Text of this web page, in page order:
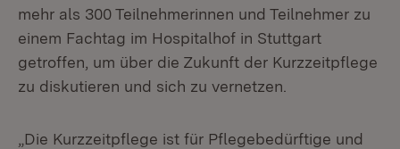
mehr als 300 Teilnehmerinnen und Teilnehmer zu
einem Fachtag im Hospitalhof in Stuttgart
getroffen, um über die Zukunft der Kurzzeitpflege
zu diskutieren und sich zu vernetzen.
„Die Kurzzeitpflege ist für Pflegebedürftige und